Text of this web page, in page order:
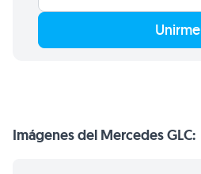
Unirme
Imágenes del Mercedes GLC: